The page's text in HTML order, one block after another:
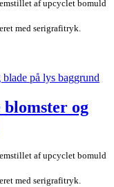
af upcyclet bomuld
med serigrafitryk.
og
af upcyclet bomuld
med serigrafitryk.